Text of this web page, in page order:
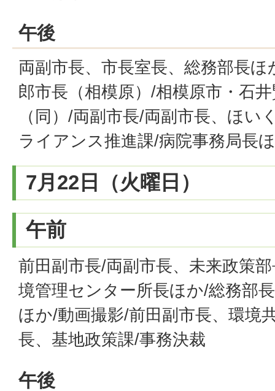
午後
両副市長、市長室長、総務部長
郎市長（相模原）/相模原市・石
（同）/両副市長/両副市長、ほい
ライアンス推進課/病院事務局長
7月22日（火曜日）
午前
前田副市長/両副市長、未来政策
境管理センター所長ほか/総務部
ほか/動画撮影/前田副市長、環境
長、基地政策課/事務決裁
午後